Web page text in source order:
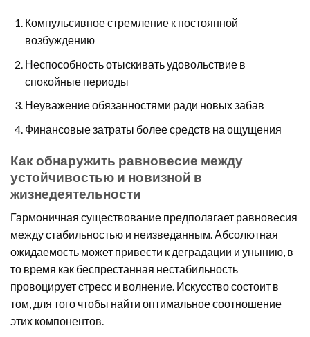
Компульсивное стремление к постоянной
возбуждению
Неспособность отыскивать удовольствие в
спокойные периоды
Неуважение обязанностями ради новых забав
Финансовые затраты более средств на ощущения
Как обнаружить равновесие между
устойчивостью и новизной в
жизнедеятельности
Гармоничная существование предполагает равновесия
между стабильностью и неизведанным. Абсолютная
ожидаемость может привести к деградации и унынию, в
то время как беспрестанная нестабильность
провоцирует стресс и волнение. Искусство состоит в
том, для того чтобы найти оптимальное соотношение
этих компонентов.